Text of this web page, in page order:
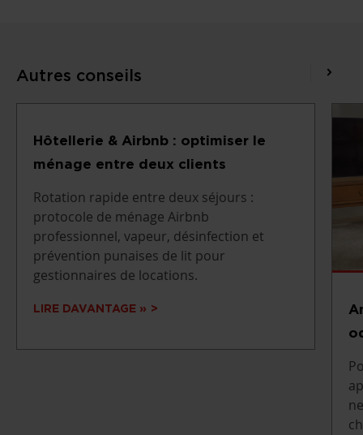
Autres conseils
Hôtellerie & Airbnb : optimiser le
ménage entre deux clients
Rotation rapide entre deux séjours :
protocole de ménage Airbnb
professionnel, vapeur, désinfection et
prévention punaises de lit pour
gestionnaires de locations.
LIRE DAVANTAGE »